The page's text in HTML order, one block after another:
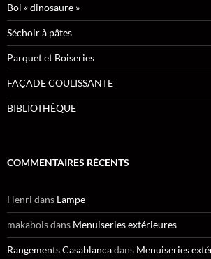
Bol « dinosaure »
Séchoir à pâtes
Parquet et Boiseries
FAÇADE COULISSANTE
BIBLIOTHÈQUE
COMMENTAIRES RÉCENTS
Henri dans Lampe
makaboisdans Menuiseries extérieures
Rangements Casablancadans Menuiseries